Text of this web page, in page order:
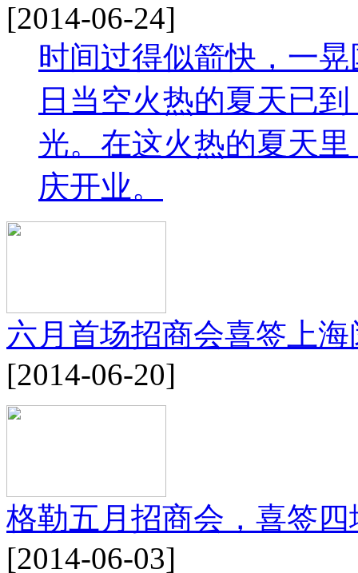
[2014-06-24]
时间过得似箭快，一
日当空火热的夏天已
光。在这火热的夏天
庆开业。
六月首场招商会喜签上
[2014-06-20]
格勒五月招商会，喜签四
[2014-06-03]